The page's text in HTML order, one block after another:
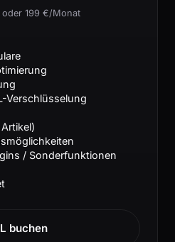
oder 199 €/Monat
Verschlüsselung
/ Sonderfunktionen
buchen